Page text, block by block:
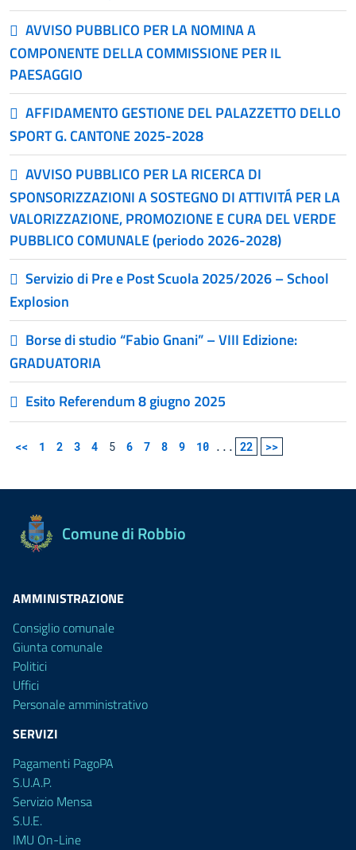
AVVISO PUBBLICO PER LA NOMINA A
COMPONENTE DELLA COMMISSIONE PER IL
PAESAGGIO
AFFIDAMENTO GESTIONE DEL PALAZZETTO DELLO
SPORT G. CANTONE 2025-2028
AVVISO PUBBLICO PER LA RICERCA DI
SPONSORIZZAZIONI A SOSTEGNO DI ATTIVITÁ PER LA
VALORIZZAZIONE, PROMOZIONE E CURA DEL VERDE
PUBBLICO COMUNALE (periodo 2026-2028)
Servizio di Pre e Post Scuola 2025/2026 – School
Explosion
Borse di studio “Fabio Gnani” – VIII Edizione:
GRADUATORIA
Esito Referendum 8 giugno 2025
<< 1 2 3 4 5 6 7 8 9 10 ... 22 >>
Comune di Robbio
AMMINISTRAZIONE
Consiglio comunale
Giunta comunale
Politici
Uffici
Personale amministrativo
SERVIZI
Pagamenti PagoPA
S.U.A.P.
Servizio Mensa
S.U.E.
IMU On-Line